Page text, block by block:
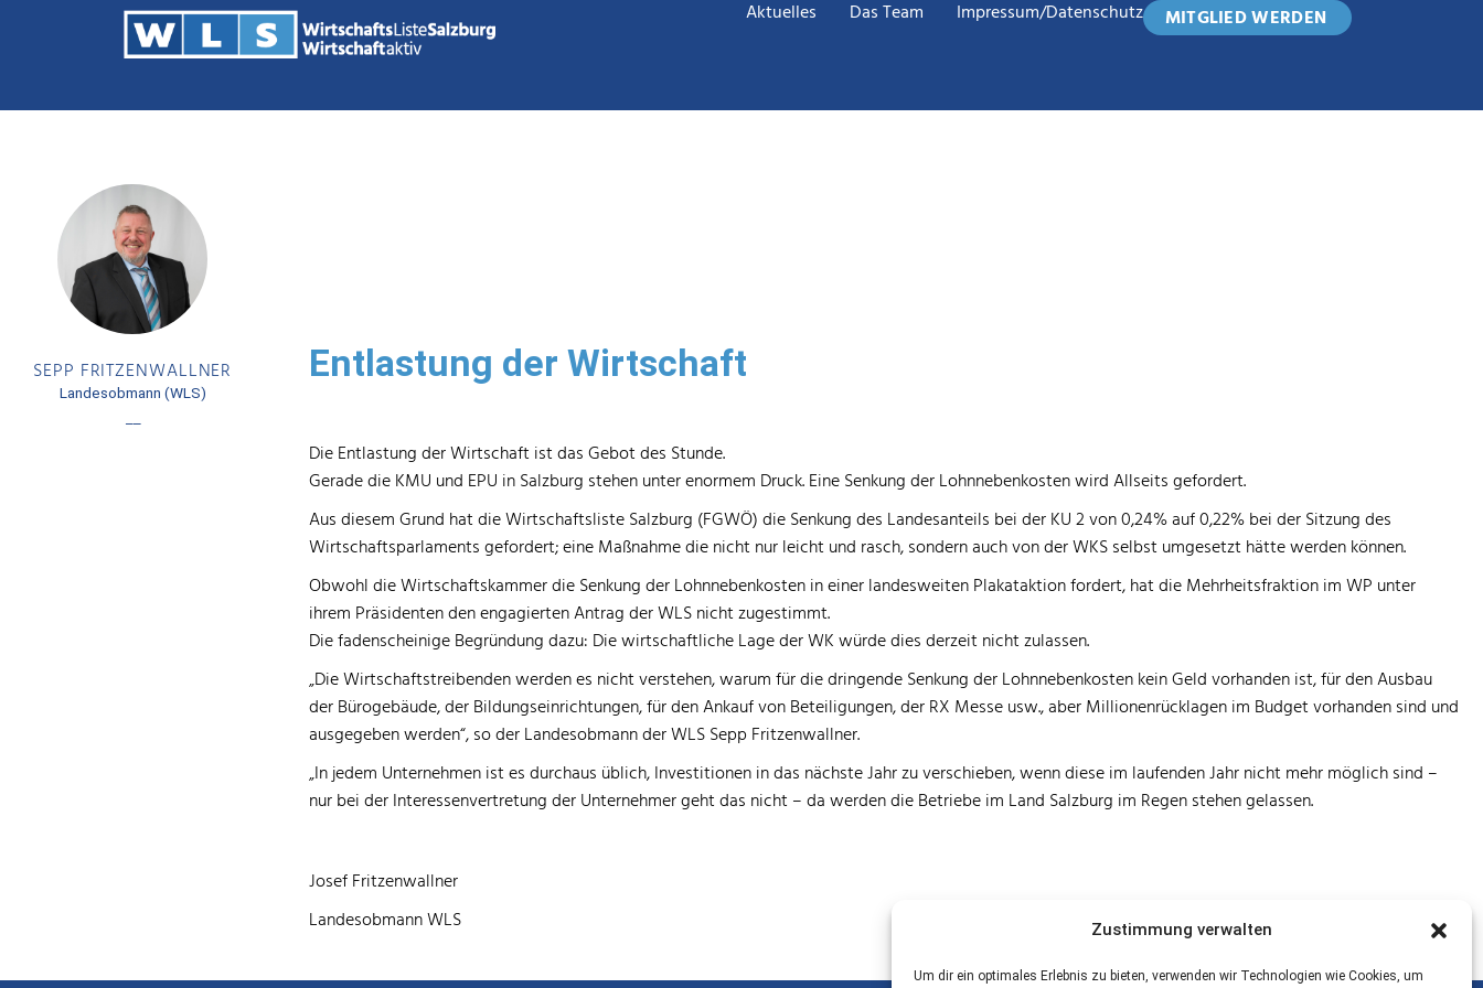
Zustimmung verwalten
Um dir ein optimales Erlebnis zu bieten, verwenden wir Technologien wie Cookies, um
Aktuelles Das Team Impressum/Datenschutz MITGLIED WERDEN
SEPP FRITZENWALLNER
Landesobmann (WLS)
––
Entlastung der Wirtschaft
Die Entlastung der Wirtschaft ist das Gebot des Stunde.
Gerade die KMU und EPU in Salzburg stehen unter enormem Druck. Eine Senkung der Lohnnebenkosten wird Allseits gefordert.
Aus diesem Grund hat die Wirtschaftsliste Salzburg (FGWÖ) die Senkung des Landesanteils bei der KU 2 von 0,24% auf 0,22% bei der Sitzung des
Wirtschaftsparlaments gefordert; eine Maßnahme die nicht nur leicht und rasch, sondern auch von der WKS selbst umgesetzt hätte werden können.
Obwohl die Wirtschaftskammer die Senkung der Lohnnebenkosten in einer landesweiten Plakataktion fordert, hat die Mehrheitsfraktion im WP unter
ihrem Präsidenten den engagierten Antrag der WLS nicht zugestimmt.
Die fadenscheinige Begründung dazu: Die wirtschaftliche Lage der WK würde dies derzeit nicht zulassen.
„Die Wirtschaftstreibenden werden es nicht verstehen, warum für die dringende Senkung derLohnnebenkosten kein Geld vorhanden ist, für den Ausbau
der Bürogebäude, der Bildungseinrichtungen, für den Ankauf von Beteiligungen, der RX Messe usw., aber Millionenrücklagen im Budget vorhanden sind und
ausgegeben werden“, so der Landesobmannder WLS Sepp Fritzenwallner.
„In jedem Unternehmen ist esdurchaus üblich, Investitionen in das nächste Jahr zu verschieben, wenn diese im laufenden Jahr nicht mehr möglich sind –
nur bei der Interessenvertretung der Unternehmer geht das nicht –da werden die Betriebe im Land Salzburg im Regen stehen gelassen.
Josef Fritzenwallner
Landesobmann WLS